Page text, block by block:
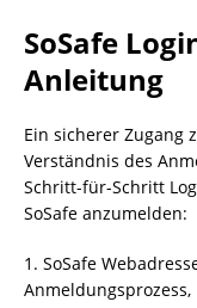
SoSafe
Anleitung
Ein sicherer Zugang
Verständnis des
Schritt-für-Schritt
SoSafe anzumelden:
1. SoSafe